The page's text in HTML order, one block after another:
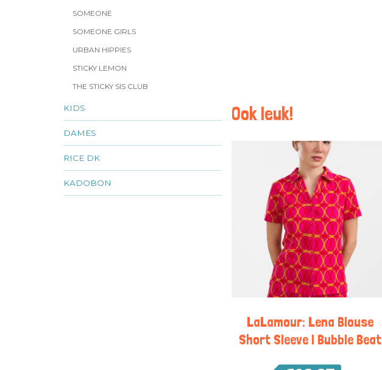
SOMEONE
SOMEONE GIRLS
URBAN HIPPIES
STICKY LEMON
THE STICKY SIS CLUB
KIDS
DAMES
RICE DK
KADOBON
Ook leuk!
LaLamour: Lena Blouse
Short Sleeve | Bubble Beat